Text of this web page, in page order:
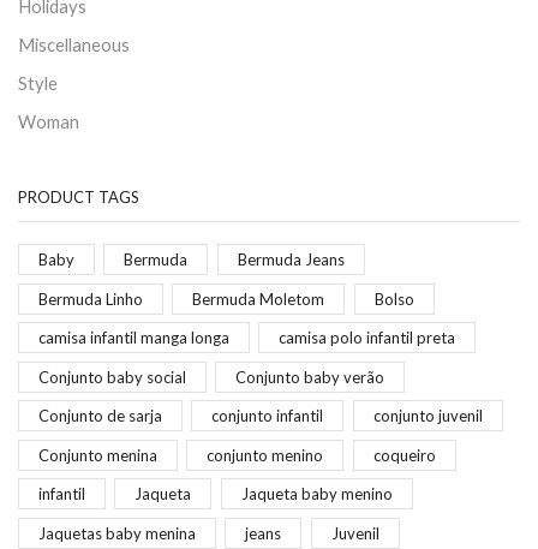
Holidays
Miscellaneous
Style
Woman
PRODUCT TAGS
Baby Bermuda Bermuda Jeans
Bermuda Linho Bermuda Moletom Bolso
camisa infantil manga longa camisa polo infantil preta
Conjunto baby social Conjunto baby verão
Conjunto de sarja conjunto infantil conjunto juvenil
Conjunto menina conjunto menino coqueiro
infantil Jaqueta Jaqueta baby menino
Jaquetas baby menina jeans Juvenil